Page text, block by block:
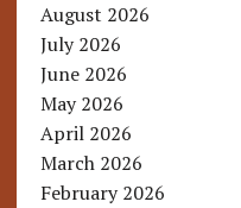
August 2026
July 2026
June 2026
May 2026
April 2026
March 2026
February 2026